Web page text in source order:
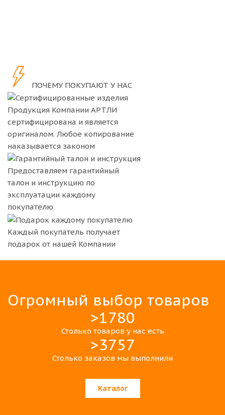
ПОЧЕМУ ПОКУПАЮТ У НАС
Продукция Компании АРТЛИ
сертифицирована и является
оригиналом. Любое копирование
наказывается законом
Предоставляем гарантийный
талон и инструкцию по
эксплуатации каждому
покупателю
Каждый покупатель получает
подарок от нашей Компании
Огромный выбор товаров
>1780
Столько товаров у нас есть
>3757
Столько заказов мы выполнили
Каталог